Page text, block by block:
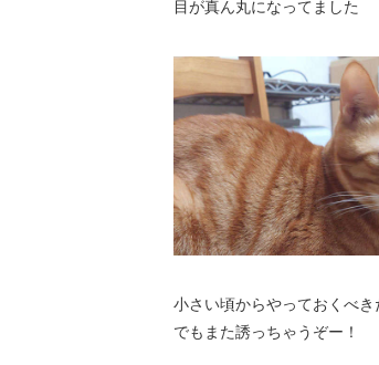
目が真ん丸になってました
小さい頃からやっておくべき
でもまた誘っちゃうぞー！